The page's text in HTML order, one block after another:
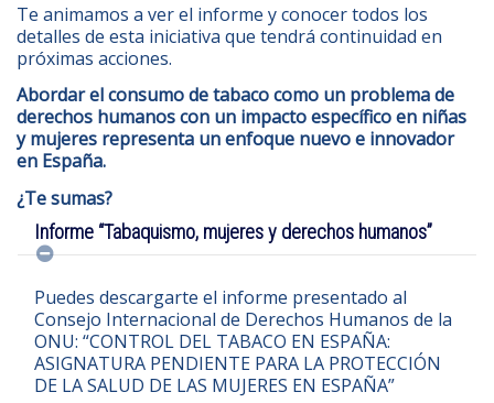
Te animamos a ver el informe y conocer todos los
detalles de esta iniciativa que tendrá continuidad en
próximas acciones.
Abordar el consumo de tabaco como un problema de
derechos humanos con un impacto específico en niñas
y mujeres representa un enfoque nuevo e innovador
en España.
¿Te sumas?
Informe “Tabaquismo, mujeres y derechos humanos”
Puedes descargarte el informe presentado al
Consejo Internacional de Derechos Humanos de la
ONU: “CONTROL DEL TABACO EN ESPAÑA:
ASIGNATURA PENDIENTE PARA LA PROTECCIÓN
DE LA SALUD DE LAS MUJERES EN ESPAÑA”